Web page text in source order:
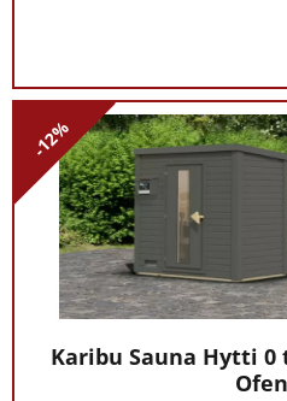
-12%
Karibu Sauna Hytti